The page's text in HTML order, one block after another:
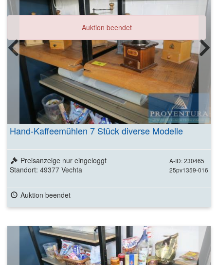
Auktion beendet
Hand-Kaffeemühlen 7 Stück diverse Modelle
A-ID: 230465
25pv1359-016
Preisanzeige nur eingeloggt
Standort: 49377 Vechta
Auktion beendet